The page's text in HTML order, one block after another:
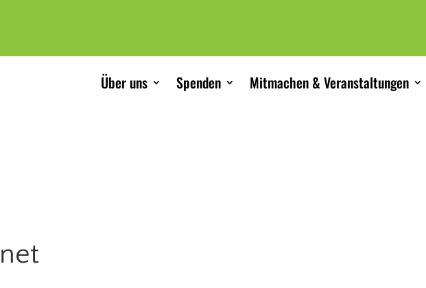
Über uns Spenden Mitmachen & Veranstaltungen